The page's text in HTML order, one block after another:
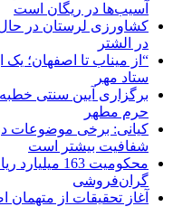
آسیب‌ها در ریگان است
کشاورزی لرستان در حال
در الشتر
“از میناب تا اصفهان؛
ستاد مهر
برگزاری آیین سنتی
حرم مطهر
کیانی: برخی موضوعات
شفافیت بیشتر است
محکومیت
گران‌فروشی
آغاز تحقیقات از